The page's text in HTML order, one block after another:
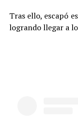
Tras ello, escapó
logrando llegar a